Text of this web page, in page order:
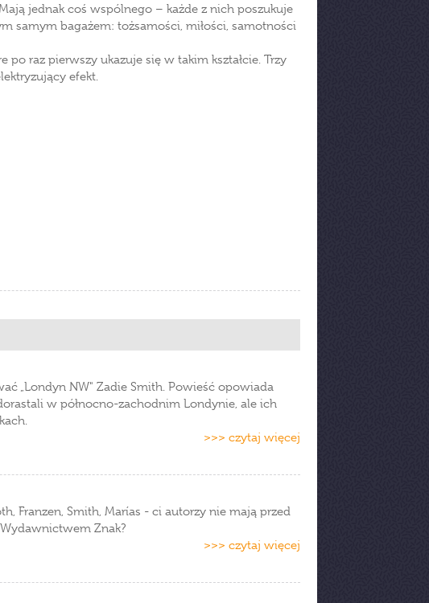
jednak coś wspólnego – każde z nich poszukuje
samym bagażem: tożsamości, miłości, samotności
raz pierwszy ukazuje się w takim kształcie. Trzy
efekt.
„Londyn NW" Zadie Smith. Powieść opowiada
w północno-zachodnim Londynie, ale ich
>>> czytaj więcej
Franzen, Smith, Marías - ci autorzy nie mają przed
Znak?
>>> czytaj więcej